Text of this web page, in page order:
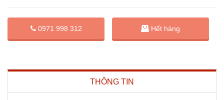
0971 998 312 Hết hàng
THÔNG TIN